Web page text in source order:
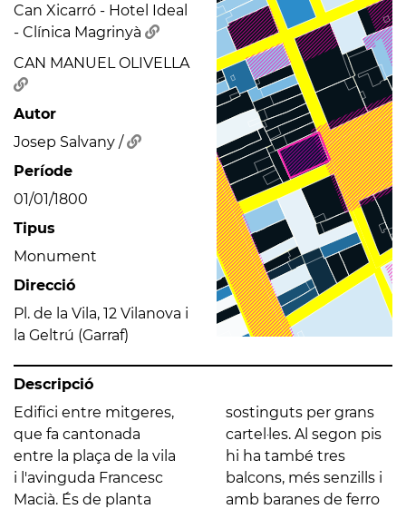
Can Xicarró - Hotel Ideal
- Clínica Magrinyà
CAN MANUEL OLIVELLA
Autor
Josep Salvany /
Període
01/01/1800
Tipus
Monument
Direcció
Pl. de la Vila, 12 Vilanova i
la Geltrú (Garraf)
Descripció
Edifici entre mitgeres,
que fa cantonada
entre la plaça de la vila
i l'avinguda Francesc
Macià. És de planta
sostinguts per grans
cartel·les. Al segon pis
hi ha també tres
balcons, més senzills i
amb baranes de ferro